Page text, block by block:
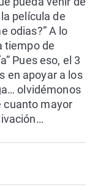
película de
odias?” A lo
tiempo de
Pues eso, el 3
en apoyar a los
olvidémonos
cuanto mayor